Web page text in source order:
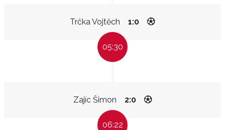
Trčka Vojtěch 1:0
05:30
Zajíc Šimon 2:0
06:22